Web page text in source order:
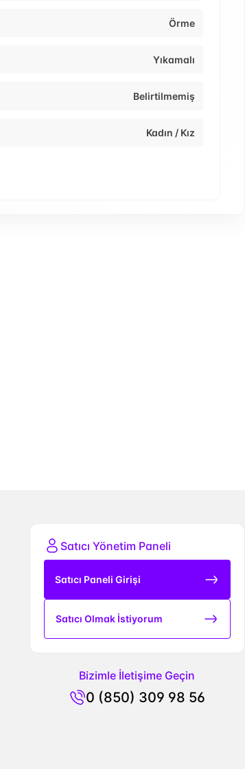
Örme
Yıkamalı
Belirtilmemiş
Kadın / Kız
Satıcı Yönetim Paneli
Satıcı Paneli Girişi
Satıcı Olmak İstiyorum
Bizimle İletişime Geçin
0 (850) 309 98 56